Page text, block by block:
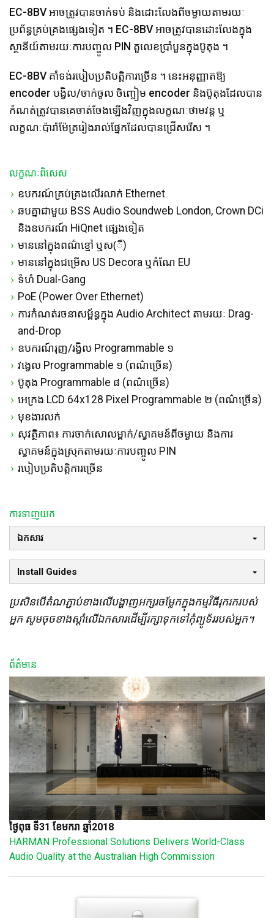
EC-8BV អាចត្រូវបានចាក់ទប់ និងដោះលែងពីចម្ងាយតាមរយៈ
ប្រព័ន្ធគ្រប់គ្រងផ្សេងទៀត ។ EC-8BV អាចត្រូវបានដោះលែងក្នុង
ស្ថានីយ៍តាមរយៈការបញ្ចូល PIN តួលេខប្រាំបួនក្នុង​ប៊ូតុង ។
EC-8BV គាំទង់របៀបប្រតិបត្តិការច្រើន ។ នេះអនុញ្ញាតឱ្យ
encoder បង្វិល/ចាក់ចូល ចិញ្ចៀម encoder និងប៊ូតុងដែលបាន
កំណត់ត្រូវបានគេចាត់ចែងឡើងវិញក្នុងលក្ខណៈថាមវន្ត ឬ
លក្ខណៈប៉ារ៉ាម៉ែត្ររៀងរាល់ផ្នែកដែលបានជ្រើសរើស ។
លក្ខណៈពិសេស
ឧបករណ៍គ្រប់គ្រងលើរលាក់ Ethernet
ឆបគ្នាជាមួយ BSS Audio Soundweb London, Crown DCi
និងឧបករណ៍ HiQnet ផ្សេងទៀត
មាននៅក្នុងពណ៌ខ្មៅ ឬស(ឹ)
មាននៅក្នុងជម្រើស US Decora ឬកំណែ EU
ទំហំ Dual-Gang
PoE (Power Over Ethernet)
ការកំណត់រចនាសម្ព័ន្ធក្នុង Audio Architect តាមរយៈ Drag-
and-Drop
ឧបករណ៍រុញ/រង្វិល Programmable ១
វង្វេល Programmable ១ (ពណ៌ច្រើន)
ប៊ូតុង Programmable ៨ (ពណ៌ច្រើន)
អេក្រង LCD 64x128 Pixel Programmable ២ (ពណ៌ច្រើន)
មុខងារលក់
សុវត្ថិភាព៖ ការចាក់សោលម្ពាក់/ស្វាគមន៍ពីចម្ងាយ និងការ
ស្វាគមន៍ក្នុងស្រុកតាមរយៈការបញ្ចូល PIN
របៀបប្រតិបត្តិការច្រើន
ការទាញយក
ឯកសារ
Install Guides
ប្រសិនបើតំណភ្ជាប់ខាងលើបង្ហាញអក្សរចម្លែកក្នុងកម្មវិធីរុករករបស់
អ្នក សូមចុចខាងស្តាំលើឯកសារដើម្បីរក្សាទុកទៅកុំព្យូទ័ររបស់អ្នក។
ព័ត៌មាន
ថ្ងៃពុធ ទី31 ខែមករា ឆ្នាំ2018
HARMAN Professional Solutions Delivers World-Class
Audio Quality at the Australian High Commission